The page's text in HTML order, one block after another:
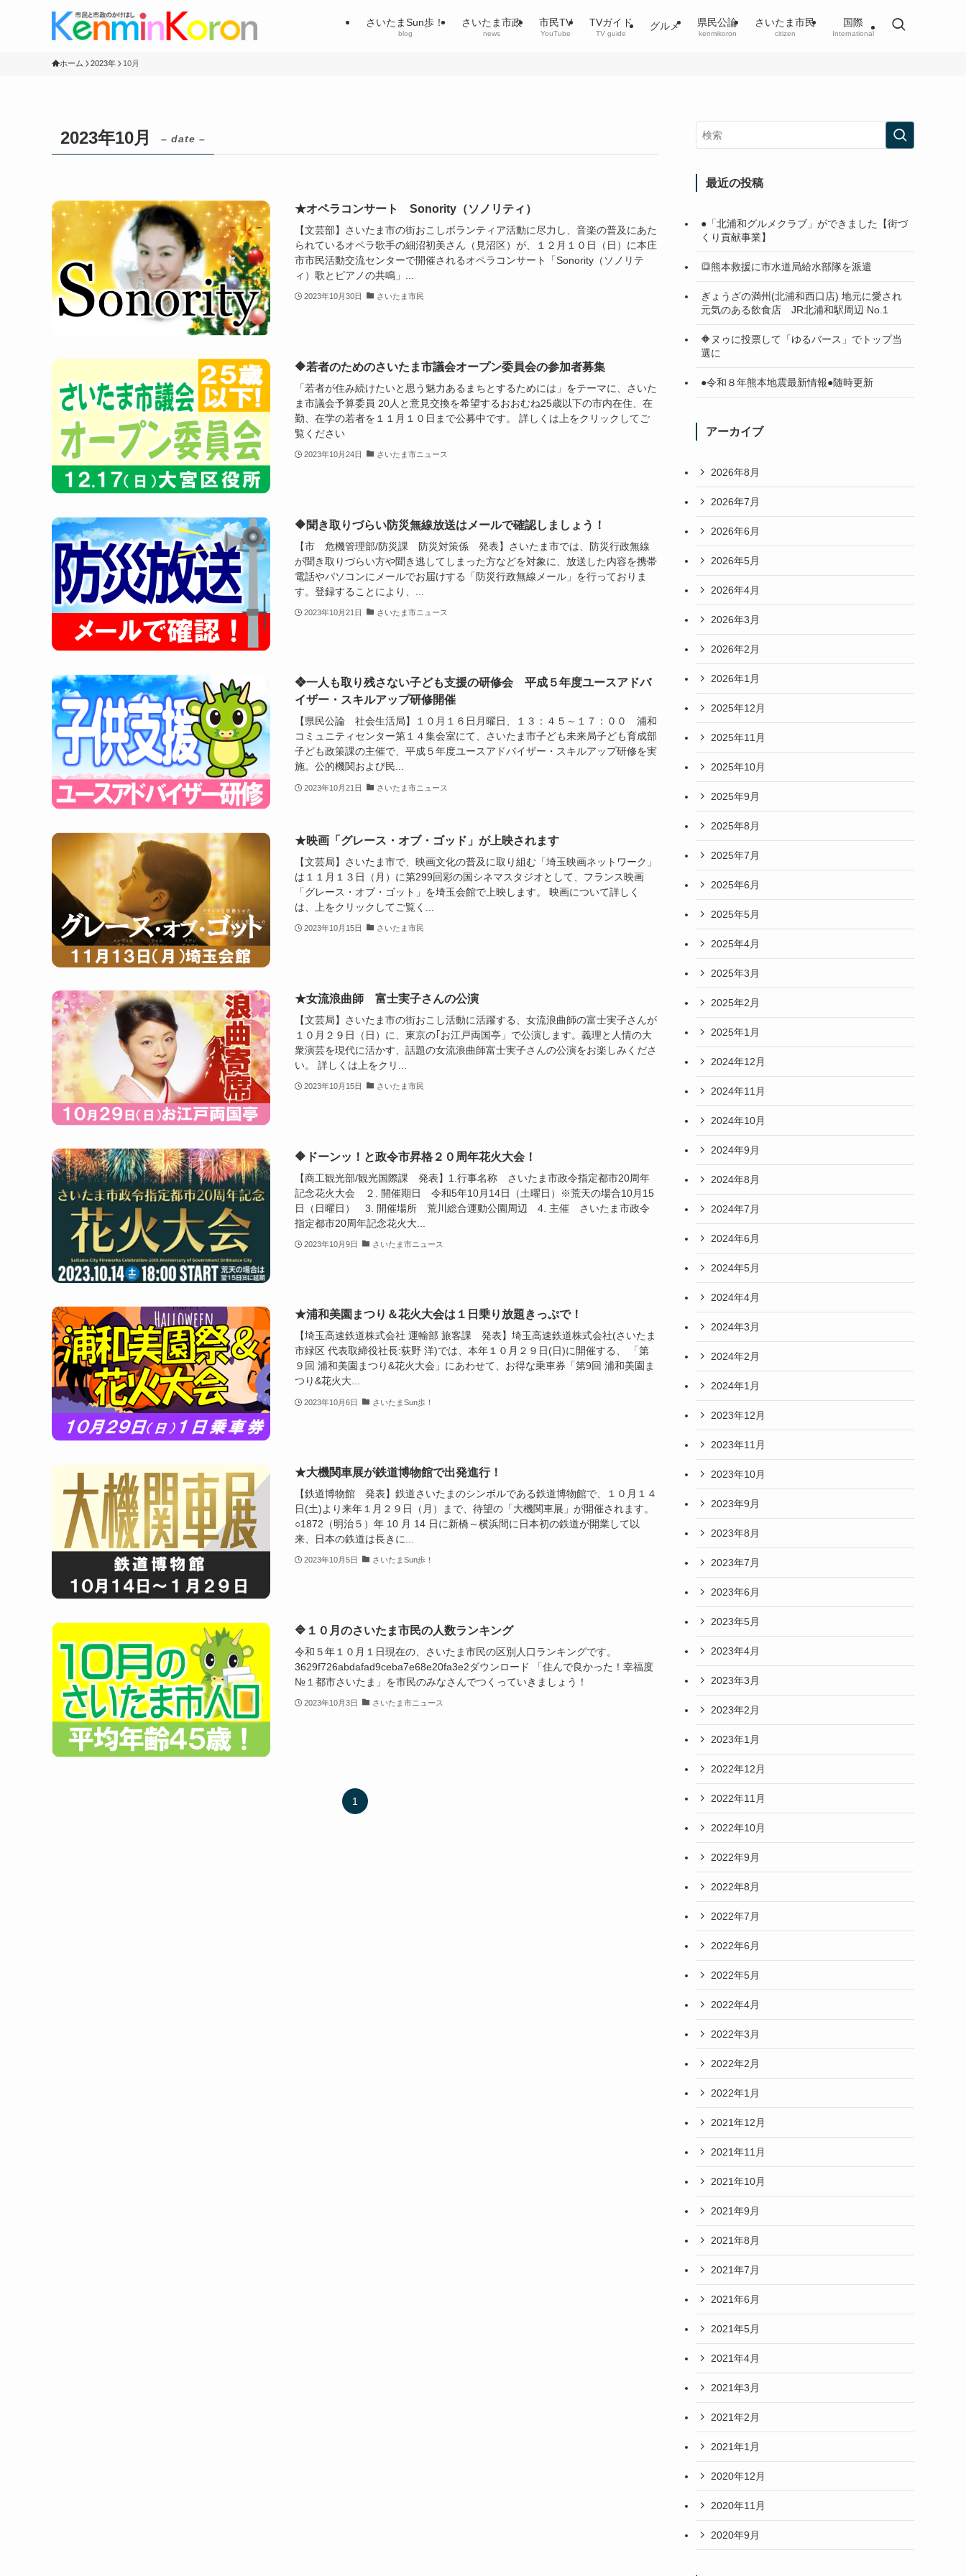
さいたまSun歩！
blog
さいたま市政
news
市民TV
YouTube
TVガイド
TV guide
グルメ 県民公論
kenmikoron
さいたま市民
citizen
国際
International
ホーム 2023年 10月
2023年10月 – date –
★オペラコンサート Sonority（ソノリティ）
【文芸部】さいたま市の街おこしボランティア活動に尽力し、音楽の普及にあた
られているオペラ歌手の細沼初美さん（見沼区）が、１２月１０日（日）に本庄
市市民活動交流センターで開催されるオペラコンサート「Sonority（ソノリテ
ィ）歌とピアノの共鳴」...
2023年10月30日 さいたま市民
🔶若者のためのさいたま市議会オープン委員会の参加者募集
「若者が住み続けたいと思う魅力あるまちとするためには」をテーマに、さいた
ま市議会予算委員 20人と意見交換を希望するおおむね25歳以下の市内在住、在
勤、在学の若者を１１月１０日まで公募中です。 詳しくは上をクリックしてご
覧ください
2023年10月24日 さいたま市ニュース
🔶聞き取りづらい防災無線放送はメールで確認しましょう！
【市 危機管理部/防災課 防災対策係 発表】さいたま市では、防災行政無線
が聞き取りづらい方や聞き逃してしまった方などを対象に、放送した内容を携帯
電話やパソコンにメールでお届けする「防災行政無線メール」を行っておりま
す。登録することにより、...
2023年10月21日 さいたま市ニュース
❖一人も取り残さない子ども支援の研修会 平成５年度ユースアドバ
イザー・スキルアップ研修開催
【県民公論 社会生活局】１０月１６日月曜日、１３：４５～１７：００ 浦和
コミュニティセンター第１４集会室にて、さいたま市子ども未来局子ども育成部
子ども政策課の主催で、平成５年度ユースアドバイザー・スキルアップ研修を実
施。公的機関および民...
2023年10月21日 さいたま市ニュース
★映画「グレース・オブ・ゴッド」が上映されます
【文芸局】さいたま市で、映画文化の普及に取り組む「埼玉映画ネットワーク」
は１１月１３日（月）に第299回彩の国シネマスタジオとして、フランス映画
「グレース・オブ・ゴット」を埼玉会館で上映します。 映画について詳しく
は、上をクリックしてご覧く...
2023年10月15日 さいたま市民
★女流浪曲師 富士実子さんの公演
【文芸局】さいたま市の街おこし活動に活躍する、女流浪曲師の富士実子さんが
１０月２９日（日）に、東京の｢お江戸両国亭」で公演します。義理と人情の大
衆演芸を現代に活かす、話題の女流浪曲師富士実子さんの公演をお楽しみくださ
い。 詳しくは上をクリ...
2023年10月15日 さいたま市民
🔶ドーンッ！と政令市昇格２０周年花火大会！
【商工観光部/観光国際課 発表】1.行事名称 さいたま市政令指定都市20周年
記念花火大会 ２. 開催期日 令和5年10月14日（土曜日）※荒天の場合10月15
日（日曜日） 3. 開催場所 荒川総合運動公園周辺 4. 主催 さいたま市政令
指定都市20周年記念花火大...
2023年10月9日 さいたま市ニュース
★浦和美園まつり＆花火大会は１日乗り放題きっぷで！
【埼⽟⾼速鉄道株式会社 運輸部 旅客課 発表】埼玉高速鉄道株式会社(さいたま
市緑区 代表取締役社⻑:荻野 洋)では、本年１０月２９日(日)に開催する、 「第
９回 浦和美園まつり&花火大会」にあわせて、お得な乗車券「第9回 浦和美園ま
つり&花火大...
2023年10月6日 さいたまSun歩！
★大機関車展が鉄道博物館で出発進行！
【鉄道博物館 発表】鉄道さいたまのシンボルである鉄道博物館で、１０月１４
日(土)より来年１月２９日（月）まで、待望の「大機関車展」が開催されます。
○1872（明治５）年 10 月 14 日に新橋～横浜間に日本初の鉄道が開業して以
来、日本の鉄道は長きに...
2023年10月5日 さいたまSun歩！
🔷１０月のさいたま市民の人数ランキング
令和５年１０月１日現在の、さいたま市民の区別人口ランキングです。
3629f726abdafad9ceba7e68e20fa3e2ダウンロード 「住んで良かった！幸福度
№１都市さいたま」を市民のみなさんでつくっていきましょう！
2023年10月3日 さいたま市ニュース
1
最近の投稿
●「北浦和グルメクラブ」ができました【街づ
くり貢献事業】
🔳熊本救援に市水道局給水部隊を派遣
ぎょうざの満州(北浦和西口店) 地元に愛され
元気のある飲食店 JR北浦和駅周辺 No.1
🔶ヌゥに投票して「ゆるバース」でトップ当
選に
●令和８年熊本地震最新情報●随時更新
アーカイブ
2026年8月
2026年7月
2026年6月
2026年5月
2026年4月
2026年3月
2026年2月
2026年1月
2025年12月
2025年11月
2025年10月
2025年9月
2025年8月
2025年7月
2025年6月
2025年5月
2025年4月
2025年3月
2025年2月
2025年1月
2024年12月
2024年11月
2024年10月
2024年9月
2024年8月
2024年7月
2024年6月
2024年5月
2024年4月
2024年3月
2024年2月
2024年1月
2023年12月
2023年11月
2023年10月
2023年9月
2023年8月
2023年7月
2023年6月
2023年5月
2023年4月
2023年3月
2023年2月
2023年1月
2022年12月
2022年11月
2022年10月
2022年9月
2022年8月
2022年7月
2022年6月
2022年5月
2022年4月
2022年3月
2022年2月
2022年1月
2021年12月
2021年11月
2021年10月
2021年9月
2021年8月
2021年7月
2021年6月
2021年5月
2021年4月
2021年3月
2021年2月
2021年1月
2020年12月
2020年11月
2020年9月